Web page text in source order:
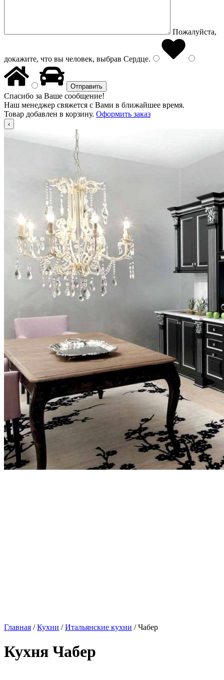
Пожалуйста,
докажите, что вы человек, выбрав Сердце.
Спасибо за Ваше сообщение!
Наш менеджер свяжется с Вами в ближайшее время.
Товар добавлен в корзину. Оформить заказ
Главная /Кухни /Итальянские кухни / Чабер
Кухня Чабер